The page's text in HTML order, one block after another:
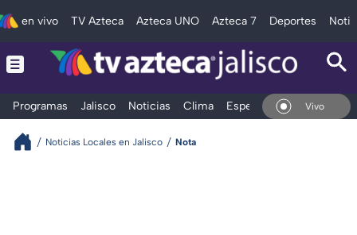
en vivo TV Azteca Azteca UNO Azteca 7 Deportes
Programas Jalisco Noticias Clima Espectáculos Deportes
En Vivo
Noticias Locales en Jalisco Nota